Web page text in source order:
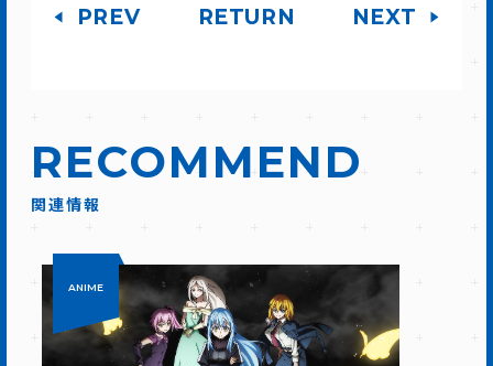
PREV RETURN NEXT
RECOMMEND
関連情報
ANIME